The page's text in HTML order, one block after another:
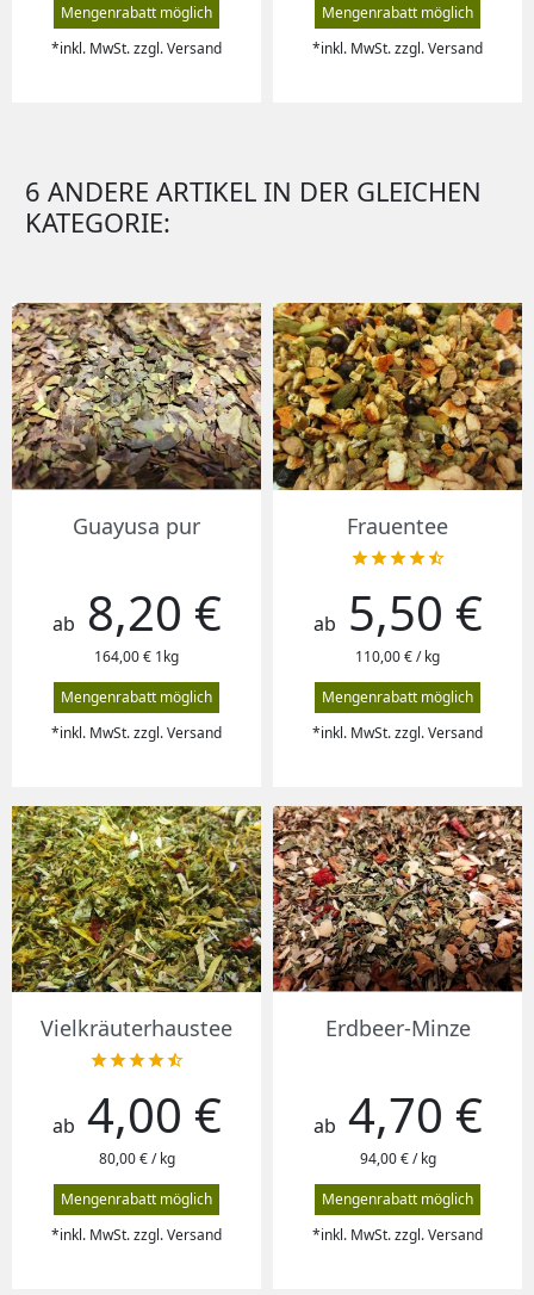
Mengenrabatt möglich
*inkl. MwSt. zzgl. Versand
Mengenrabatt möglich
*inkl. MwSt. zzgl. Versand
6 ANDERE ARTIKEL IN DER GLEICHEN
KATEGORIE:
Guayusa pur
Preis
ab 8,20 €
164,00 € 1kg
Mengenrabatt möglich
*inkl. MwSt. zzgl. Versand
Frauentee

Preis
ab 5,50 €
110,00 € / kg
Mengenrabatt möglich
*inkl. MwSt. zzgl. Versand
Vielkräuterhaustee

Preis
ab 4,00 €
80,00 € / kg
Mengenrabatt möglich
*inkl. MwSt. zzgl. Versand
Erdbeer-Minze
Preis
ab 4,70 €
94,00 € / kg
Mengenrabatt möglich
*inkl. MwSt. zzgl. Versand